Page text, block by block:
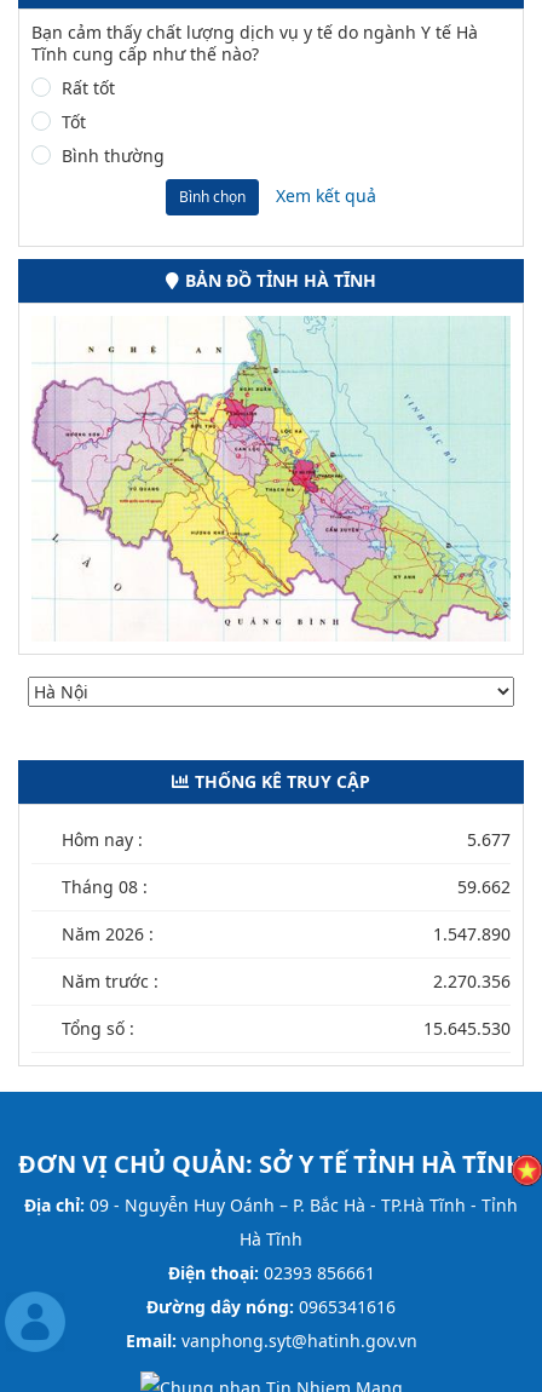
Bạn cảm thấy chất lượng dịch vụ y tế do ngành Y tế Hà
Tĩnh cung cấp như thế nào?
Rất tốt
Tốt
Bình thường
Bình chọn Xem kết quả
BẢN ĐỒ TỈNH HÀ TĨNH
THỐNG KÊ TRUY CẬP
Hôm nay : 5.677
Tháng 08 : 59.662
Năm 2026 : 1.547.890
Năm trước : 2.270.356
Tổng số : 15.645.530
ĐƠN VỊ CHỦ QUẢN: SỞ Y TẾ TỈNH HÀ TĨNH
Địa chỉ: 09 - Nguyễn Huy Oánh – P. Bắc Hà - TP.Hà Tĩnh - Tỉnh
Hà Tĩnh
Điện thoại: 02393 856661
Đường dây nóng: 0965341616
Email: vanphong.syt@hatinh.gov.vn